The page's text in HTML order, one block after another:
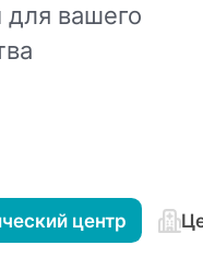
для вашего
центр